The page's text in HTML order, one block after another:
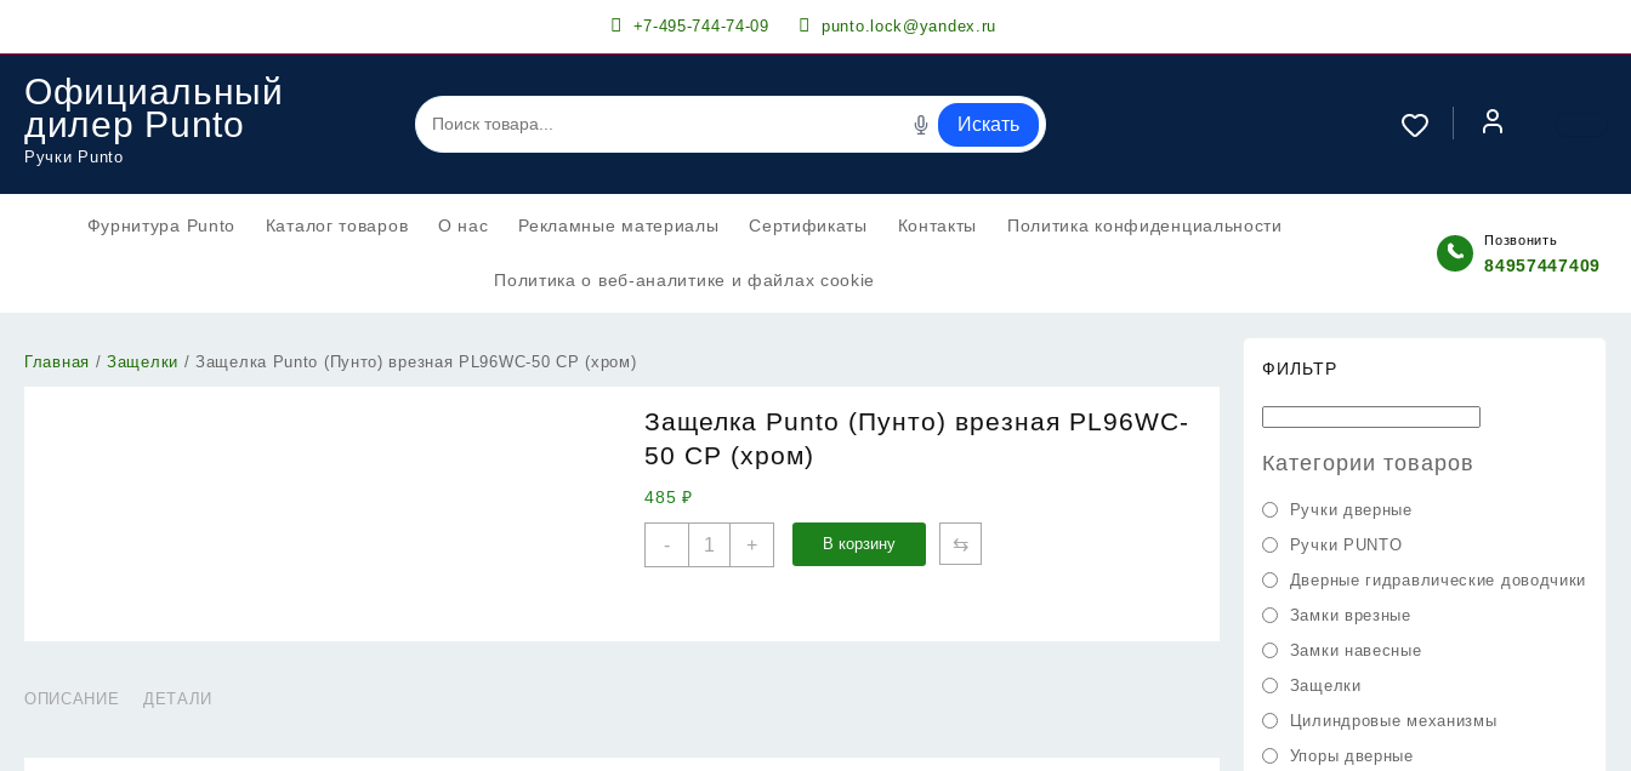
+7-495-744-74-09 punto.lock@yandex.ru
Официальный
дилер Punto
Ручки Punto
Искать
Фурнитура Punto Каталог товаров О нас Рекламные материалы Сертификаты Контакты Политика конфиденциальности
Политика о веб-аналитике и файлах cookie
Позвонить
84957447409
Главная /Защелки / Защелка Punto (Пунто) врезная PL96WC-50 CP (хром)
Защелка Punto (Пунто) врезная PL96WC-
50 CP (хром)
485₽
-
Количество
+ В корзину ⇆
ОПИСАНИЕ ДЕТАЛИ
ФИЛЬТР
Категории товаров
Ручки дверные
Ручки PUNTO
Дверные гидравлические доводчики
Замки врезные
Замки навесные
Защелки
Цилиндровые механизмы
Упоры дверные